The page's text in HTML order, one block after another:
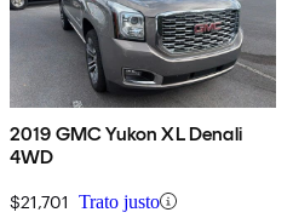
2019 GMC Yukon XL Denali
4WD
$21,701 Trato justo